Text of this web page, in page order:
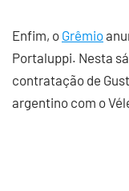
Enfim, o Grêmio
Portaluppi. Nesta
contratação de
argentino com o